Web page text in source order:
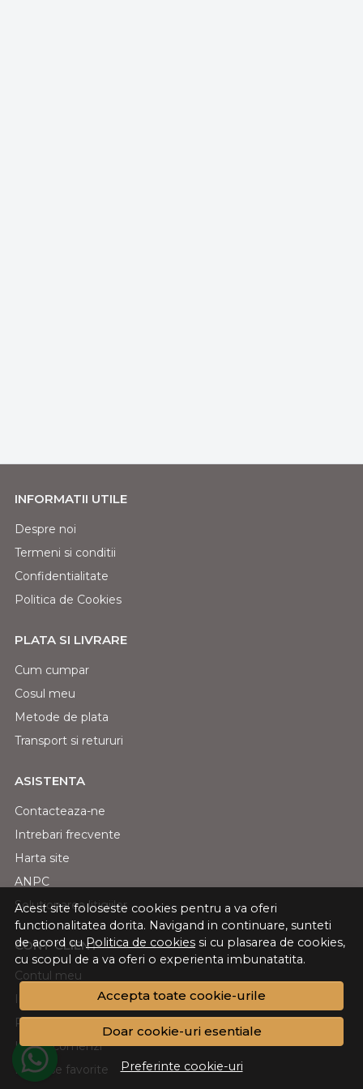
Acest site foloseste cookies pentru a va oferi
functionalitatea dorita. Navigand in continuare, sunteti
de acord cuPolitica de cookies si cu plasarea de cookies,
cu scopul de a va oferi o experienta imbunatatita.
Accepta toate cookie-urile
Doar cookie-uri esentiale
Preferinte cookie-uri
INFORMATII UTILE
Despre noi
Termeni si conditii
Confidentialitate
Politica de Cookies
PLATA SI LIVRARE
Cum cumpar
Cosul meu
Metode de plata
Transport si retururi
ASISTENTA
Contacteaza-ne
Intrebari frecvente
Harta site
ANPC
Solutionarea litigiilor
CONT CLIENT
Contul meu
Inregistrare
Recuperare parola
Istoric comenzi
Produse favorite